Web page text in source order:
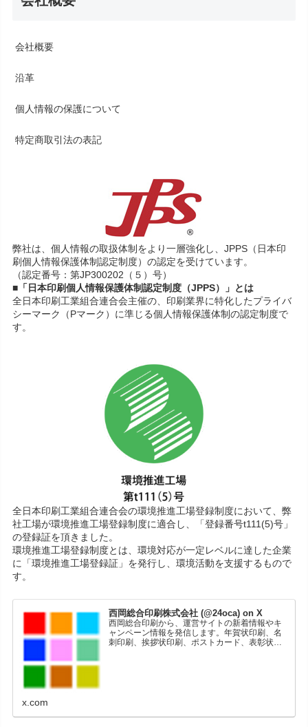
会社概要
沿革
個人情報の保護について
特定商取引法の表記
弊社は、個人情報の取扱体制をより一層強化し、JPPS（日本印
刷個人情報保護体制認定制度）の認定を受けています。
（認定番号：第JP300202（５）号）
■「日本印刷個人情報保護体制認定制度（JPPS）」とは
全日本印刷工業組合連合会主催の、印刷業界に特化したプライバ
シーマーク（Pマーク）に準じる個人情報保護体制の認定制度で
す。
全日本印刷工業組合連合会の環境推進工場登録制度において、弊
社工場が環境推進工場登録制度に適合し、「登録番号t111(5)号」
の登録証を頂きました。
環境推進工場登録制度とは、環境対応が一定レベルに達した企業
に「環境推進工場登録証」を発行し、環境活動を支援するもので
す。
西岡総合印刷株式会社 (@24oca) on X
西岡総合印刷から、運営サイトの新着情報やキ
ャンペーン情報を発信します。年賀状印刷、名
刺印刷、挨拶状印刷、ポストカード、表彰状印
x.com